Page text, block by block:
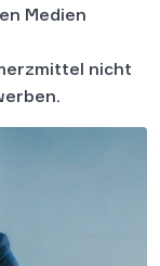
Medien
nicht